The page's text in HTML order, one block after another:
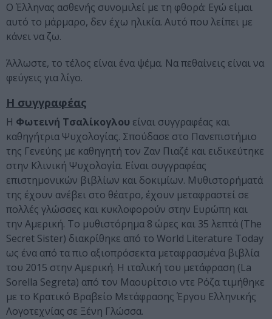
Ο Έλληνας ασθενής συνομιλεί με τη φθορά: Εγώ είμαι
αυτό το μάρμαρο, δεν έχω ηλικία. Αυτό που λείπει με
κάνει να ζω.
Άλλωστε, το τέλος είναι ένα ψέμα. Να πεθαίνεις είναι να
φεύγεις για λίγο.
Η συγγραφέας
H Φωτεινή Τσαλίκογλου είναι συγγραφέας και
καθηγήτρια Ψυχολογίας. Σπούδασε στο Πανεπιστήμιο
της Γενεύης με καθηγητή τον Ζαν Πιαζέ και ειδικεύτηκε
στην Κλινική Ψυχολογία. Είναι συγγραφέας
επιστημονικών βιβλίων και δοκιμίων. Μυθιστορήματά
της έχουν ανέβει στο θέατρο, έχουν μεταφραστεί σε
πολλές γλώσσες και κυκλοφορούν στην Ευρώπη και
την Αμερική. Το μυθιστόρημα 8 ώρες και 35 λεπτά (The
Secret Sister) διακρίθηκε από το World Literature Today
ως ένα από τα πιο αξιοπρόσεκτα μεταφρασμένα βιβλία
του 2015 στην Αμερική. Η ιταλική του μετάφραση (La
Sorella Segreta) από τον Μαουρίτσιο ντε Ρόζα τιμήθηκε
με το Κρατικό Βραβείο Μετάφρασης Έργου Ελληνικής
Λογοτεχνίας σε Ξένη Γλώσσα.